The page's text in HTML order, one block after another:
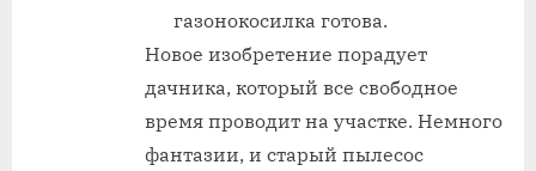
газонокосилка готова.
Новое изобретение порадует
дачника, который все свободное
время проводит на участке. Немного
фантазии, и старый пылесос